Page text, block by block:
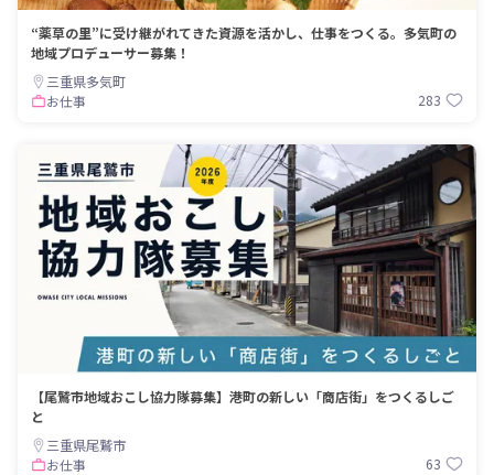
“薬草の里”に受け継がれてきた資源を活かし、仕事をつくる。多気町の
地域プロデューサー募集！
三重県多気町
お仕事
283
【尾鷲市地域おこし協力隊募集】港町の新しい「商店街」をつくるしご
と
三重県尾鷲市
お仕事
63